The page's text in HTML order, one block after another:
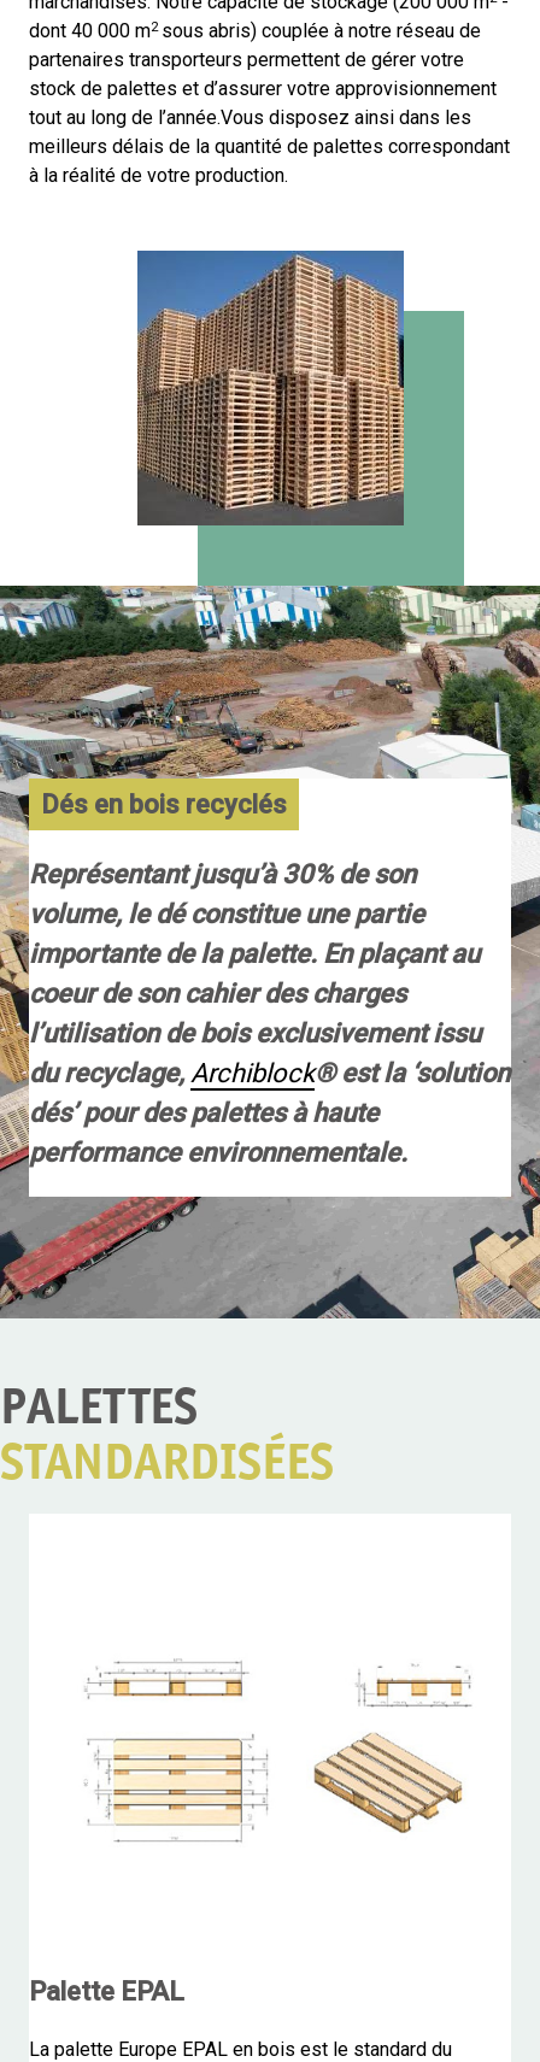
dont 40 000 m2 sous abris) couplée à notre réseau de
partenaires transporteurs permettent de gérer votre
stock de palettes et d’assurer votre approvisionnement
tout au long de l’année.Vous disposez ainsi dans les
meilleurs délais de la quantité de palettes correspondant
à la réalité de votre production.
Dés en bois recyclés
Représentant jusqu’à 30% de son
volume, le dé constitue une partie
importante de la palette. En plaçant au
coeur de son cahier des charges
l’utilisation de bois exclusivement issu
du recyclage, Archiblock® est la ‘solution
dés’ pour des palettes à haute
performance environnementale.
PALETTES
STANDARDISÉES
Palette EPAL
La palette Europe EPAL en bois est le standard du